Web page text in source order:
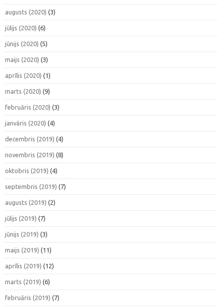
augusts (2020) (3)
jūlijs (2020) (6)
jūnijs (2020) (5)
maijs (2020) (3)
aprīlis (2020) (1)
marts (2020) (9)
februāris (2020) (3)
janvāris (2020) (4)
decembris (2019) (4)
novembris (2019) (8)
oktobris (2019) (4)
septembris (2019) (7)
augusts (2019) (2)
jūlijs (2019) (7)
jūnijs (2019) (3)
maijs (2019) (11)
aprīlis (2019) (12)
marts (2019) (6)
februāris (2019) (7)